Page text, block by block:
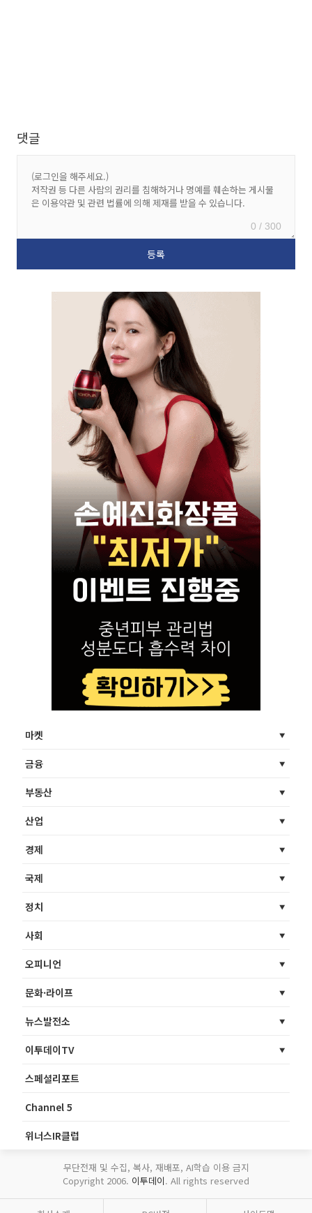
댓글
0 / 300
마켓
금융
부동산
산업
경제
국제
정치
사회
오피니언
문화·라이프
뉴스발전소
이투데이TV
스페셜리포트
Channel 5
위너스IR클럽
무단전재 및 수집, 복사, 재배포, AI학습 이용 금지
Copyright 2006. 이투데이. All rights reserved